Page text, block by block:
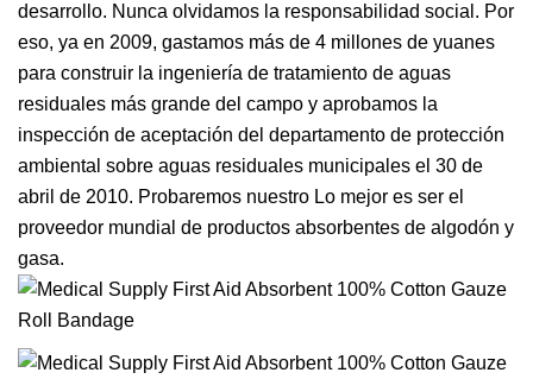
desarrollo. Nunca olvidamos la responsabilidad social. Por
eso, ya en 2009, gastamos más de 4 millones de yuanes
para construir la ingeniería de tratamiento de aguas
residuales más grande del campo y aprobamos la
inspección de aceptación del departamento de protección
ambiental sobre aguas residuales municipales el 30 de
abril de 2010. Probaremos nuestro Lo mejor es ser el
proveedor mundial de productos absorbentes de algodón y
gasa.